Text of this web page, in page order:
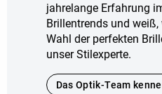
jahrelange Erfahrung
Brillentrends und
Wahl der perfekten
unser Stilexperte.
Das Optik-Team